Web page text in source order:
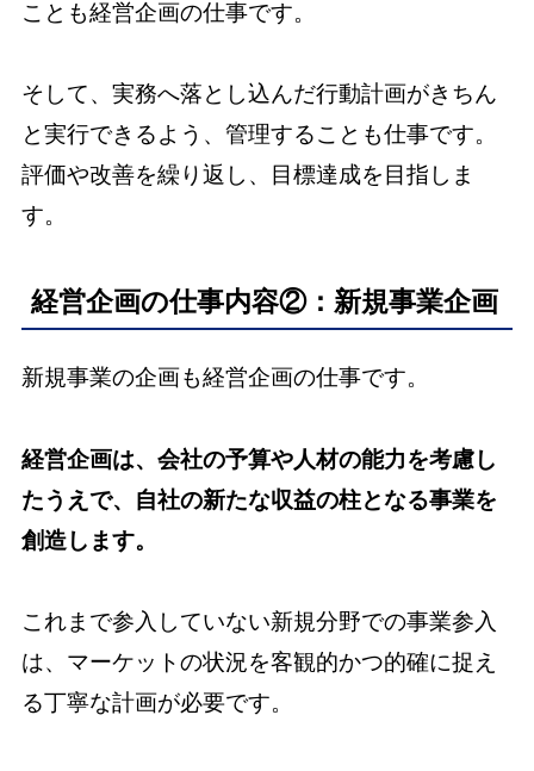
ことも経営企画の仕事です。
そして、実務へ落とし込んだ行動計画がきちん
と実行できるよう、管理することも仕事です。
評価や改善を繰り返し、目標達成を目指しま
す。
経営企画の仕事内容②：新規事業企画
新規事業の企画も経営企画の仕事です。
経営企画は、会社の予算や人材の能力を考慮し
たうえで、自社の新たな収益の柱となる事業を
創造します。
これまで参入していない新規分野での事業参入
は、マーケットの状況を客観的かつ的確に捉え
る丁寧な計画が必要です。